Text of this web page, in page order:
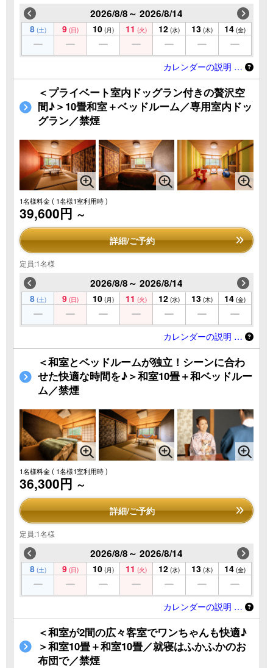
2026/8/8～ 2026/8/14
8 (土) 9 (日) 10 (月) 11 (火) 12 (水) 13 (木) 14 (金)
カレンダーの説明 …
＜プライベート室内ドッグラン付きの贅沢空
間♪＞10畳和室＋ベッドルーム／専用室内ドッ
グラン／禁煙
1名様料金( 1名様1室利用時 )
39,600円 ～
詳細/ご予約
定員:1名様
2026/8/8～ 2026/8/14
8 (土) 9 (日) 10 (月) 11 (火) 12 (水) 13 (木) 14 (金)
カレンダーの説明 …
＜和室とベッドルームが独立！シーンに合わ
せた快適な時間を♪＞和室10畳＋和ベッドルー
ム／禁煙
1名様料金( 1名様1室利用時 )
36,300円 ～
詳細/ご予約
定員:1名様
2026/8/8～ 2026/8/14
8 (土) 9 (日) 10 (月) 11 (火) 12 (水) 13 (木) 14 (金)
カレンダーの説明 …
＜和室が2間の広々客室でワンちゃんも快適♪
＞和室10畳＋和室10畳／就寝はふかふかのお
布団で／禁煙